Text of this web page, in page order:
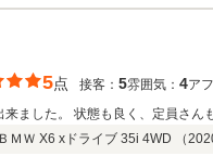
5点 接客： 5雰囲気： 4ア
来ました。 状態も良く、定員さん
ＢＭＷ X6 xドライブ 35i 4WD （